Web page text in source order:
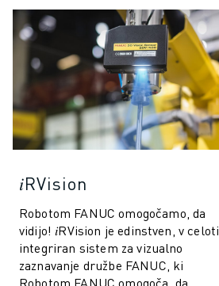
𝑖RVision
Robotom FANUC omogočamo, da
vidijo! 𝑖RVision je edinstven, v celoti
integriran sistem za vizualno
zaznavanje družbe FANUC, ki